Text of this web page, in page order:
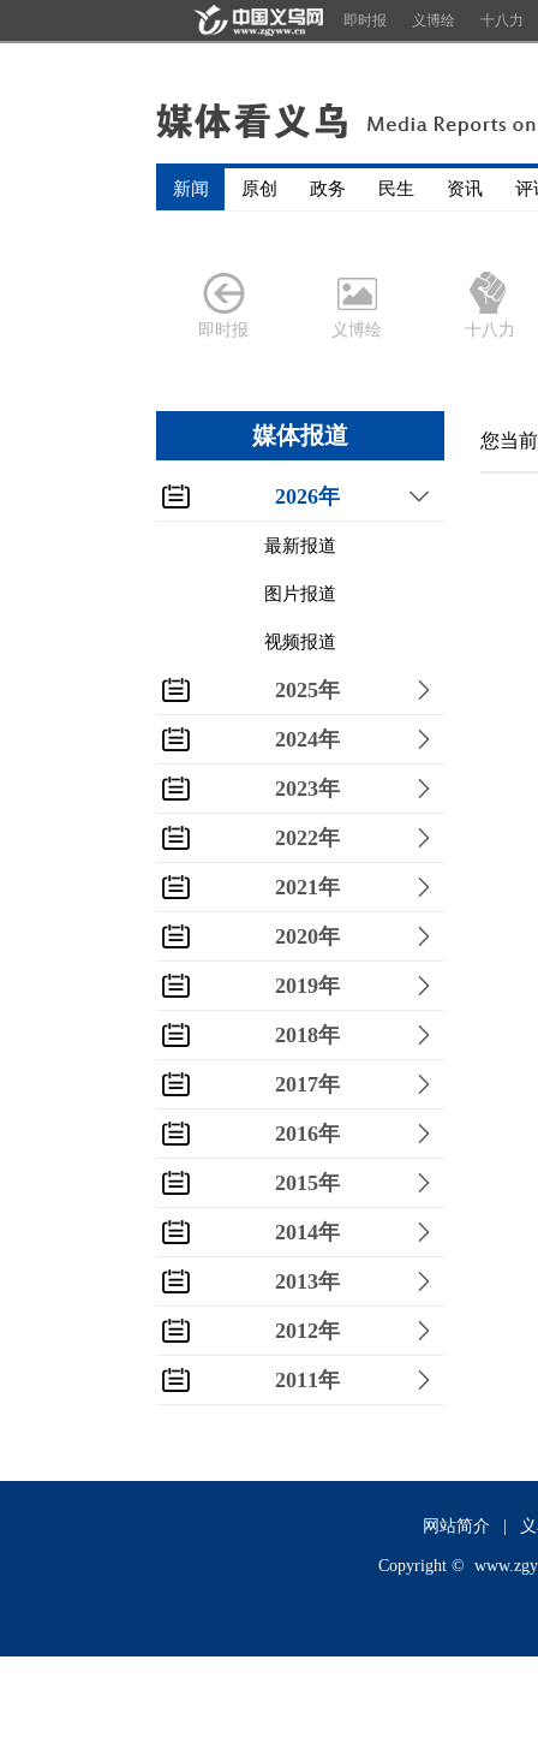
即时报 义博绘 十八力
新闻 原创 政务 民生 资讯 评
即时报 义博绘 十八力
媒体报道
2026年
最新报道
图片报道
视频报道
2025年
2024年
2023年
2022年
2021年
2020年
2019年
2018年
2017年
2016年
2015年
2014年
2013年
2012年
2011年
2009年
您当
网站简介
Copyright ©